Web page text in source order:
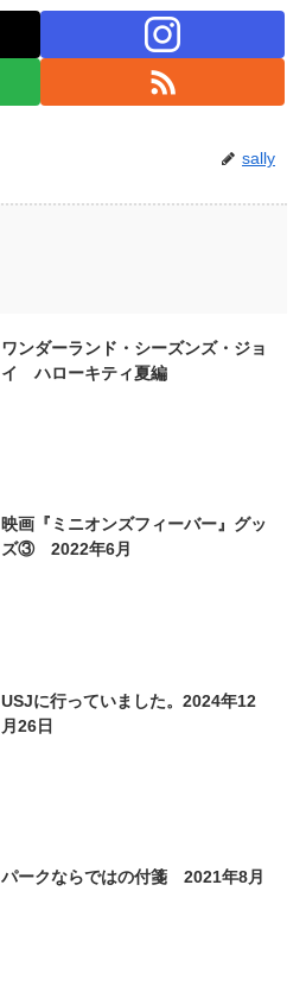
sally
ワンダーランド・シーズンズ・ジョ
イ ハローキティ夏編
映画『ミニオンズフィーバー』グッ
ズ③ 2022年6月
USJに行っていました。2024年12
月26日
パークならではの付箋 2021年8月